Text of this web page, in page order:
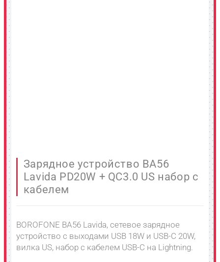
Зарядное устройство BA56
Lavida PD20W + QC3.0 US набор с
кабелем
BOROFONE BA56 Lavida, сетевое зарядное
устройство с выходами USB 18W и USB-C 20W,
вилка US, набор с кабелем USB-C на Lightning.